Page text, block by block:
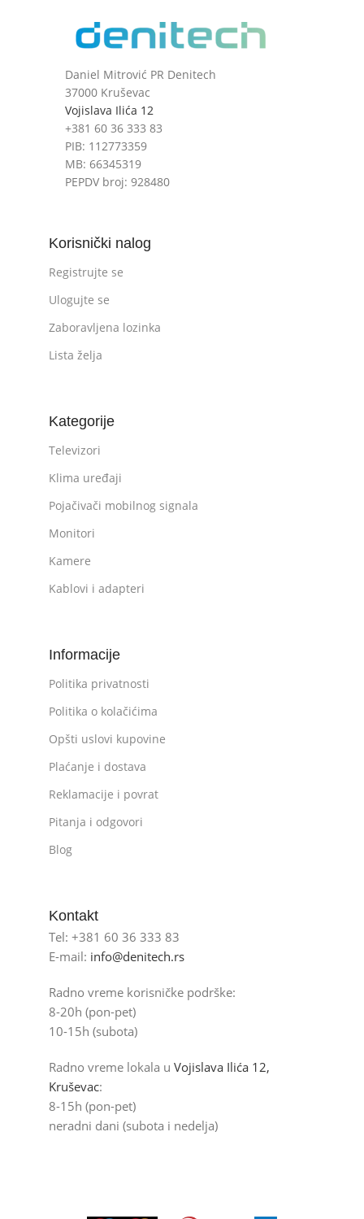
Daniel Mitrović PR Denitech
37000 Kruševac
Vojislava Ilića 12
+381 60 36 333 83
PIB: 112773359
MB: 66345319
PEPDV broj: 928480
Korisnički nalog
Registrujte se
Ulogujte se
Zaboravljena lozinka
Lista želja
Kategorije
Televizori
Klima uređaji
Pojačivači mobilnog signala
Monitori
Kamere
Kablovi i adapteri
Informacije
Politika privatnosti
Politika o kolačićima
Opšti uslovi kupovine
Plaćanje i dostava
Reklamacije i povrat
Pitanja i odgovori
Blog
Kontakt
Tel: +381 60 36 333 83
E-mail: info@denitech.rs
Radno vreme korisničke podrške:
8-20h (pon-pet)
10-15h (subota)
Radno vreme lokala u Vojislava Ilića 12,
Kruševac:
8-15h (pon-pet)
neradni dani (subota i nedelja)